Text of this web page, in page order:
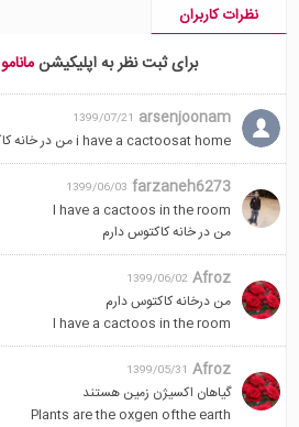
نظرات کاربران
برای ثبت نظر به اپلیکیشنمانامو
arsenjoonam
1399/07/21
i have a cactoosat home من در خانه کاکتوس دارم
farzaneh6273
1399/06/03
I have a cactoos in the room
من در خانه کاکتوس دارم
Afroz
1399/06/02
من درخانه کاکتوس دارم
I have a cactoos in the room
Afroz
1399/05/31
گیاهان اکسیژن زمین هستند
Plants are the oxgen ofthe earth